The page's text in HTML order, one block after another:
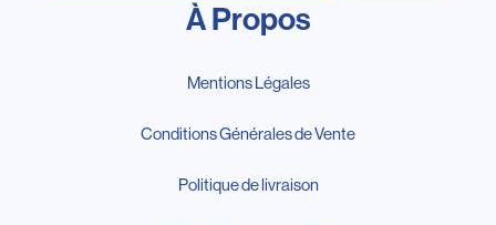
À Propos
Mentions Légales
Conditions Générales de Vente
Politique de livraison